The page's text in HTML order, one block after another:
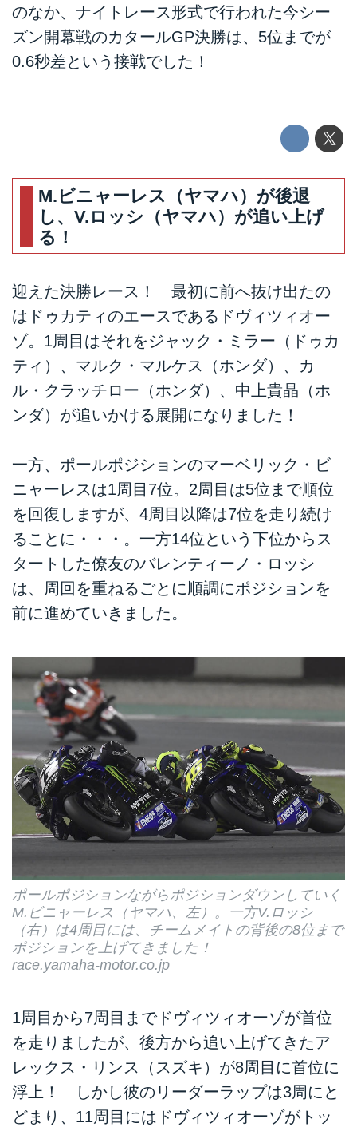
のなか、ナイトレース形式で行われた今シー
ズン開幕戦のカタールGP決勝は、5位までが
0.6秒差という接戦でした！
M.ビニャーレス（ヤマハ）が後退
し、V.ロッシ（ヤマハ）が追い上げ
る！
迎えた決勝レース！ 最初に前へ抜け出たの
はドゥカティのエースであるドヴィツィオー
ゾ。1周目はそれをジャック・ミラー（ドゥカ
ティ）、マルク・マルケス（ホンダ）、カ
ル・クラッチロー（ホンダ）、中上貴晶（ホ
ンダ）が追いかける展開になりました！
一方、ポールポジションのマーベリック・ビ
ニャーレスは1周目7位。2周目は5位まで順位
を回復しますが、4周目以降は7位を走り続け
ることに・・・。一方14位という下位からス
タートした僚友のバレンティーノ・ロッシ
は、周回を重ねるごとに順調にポジションを
前に進めていきました。
ポールポジションながらポジションダウンしていく
M.ビニャーレス（ヤマハ、左）。一方V.ロッシ
（右）は4周目には、チームメイトの背後の8位まで
ポジションを上げてきました！
race.yamaha-motor.co.jp
1周目から7周目までドヴィツィオーゾが首位
を走りましたが、後方から追い上げてきたア
レックス・リンス（スズキ）が8周目に首位に
浮上！ しかし彼のリーダーラップは3周にと
どまり、11周目にはドヴィツィオーゾがトッ